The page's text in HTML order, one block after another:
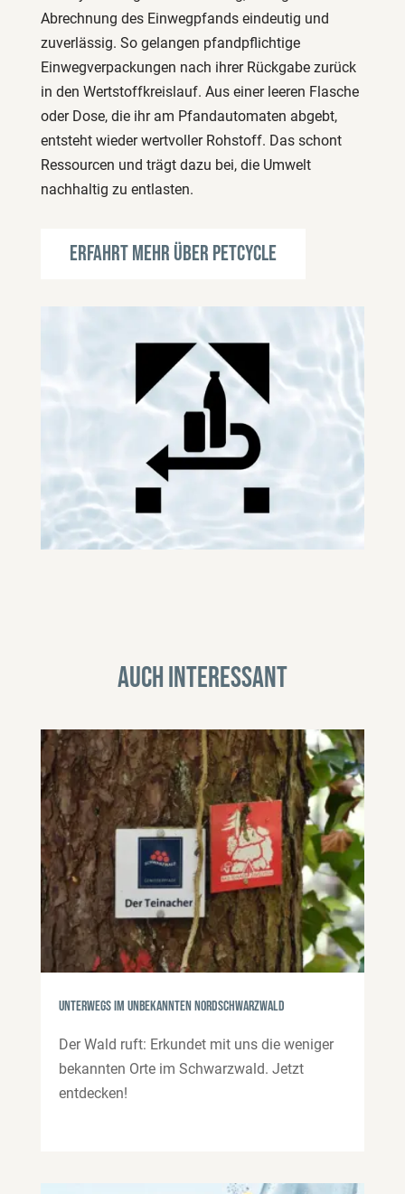
Abrechnung des Einwegpfands eindeutig und
zuverlässig. So gelangen pfandpflichtige
Einwegverpackungen nach ihrer Rückgabe zurück
in den Wertstoffkreislauf. Aus einer leeren Flasche
oder Dose, die ihr am Pfandautomaten abgebt,
entsteht wieder wertvoller Rohstoff. Das schont
Ressourcen und trägt dazu bei, die Umwelt
nachhaltig zu entlasten.
Erfahrt mehr über PETCYCLE
Auch interessant
Unterwegs im unbekannten Nordschwarzwald
Der Wald ruft: Erkundet mit uns die weniger
bekannten Orte im Schwarzwald. Jetzt
entdecken!